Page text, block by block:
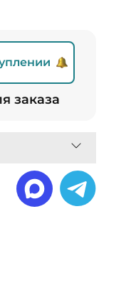
заказа